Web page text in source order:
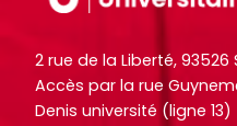
2 rue de la Liberté, 93526
Accès par la rue
Denis université (ligne 13)